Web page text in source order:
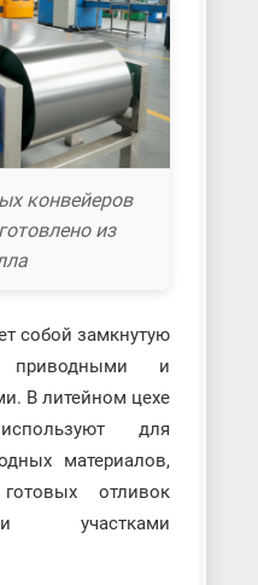
конвейеров
из
собой замкнутую
приводными и
В литейном цехе
для
материалов,
отливок
участками